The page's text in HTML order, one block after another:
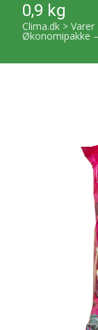
0,9 kg
Clima.dk > Varer
Økonomipakke